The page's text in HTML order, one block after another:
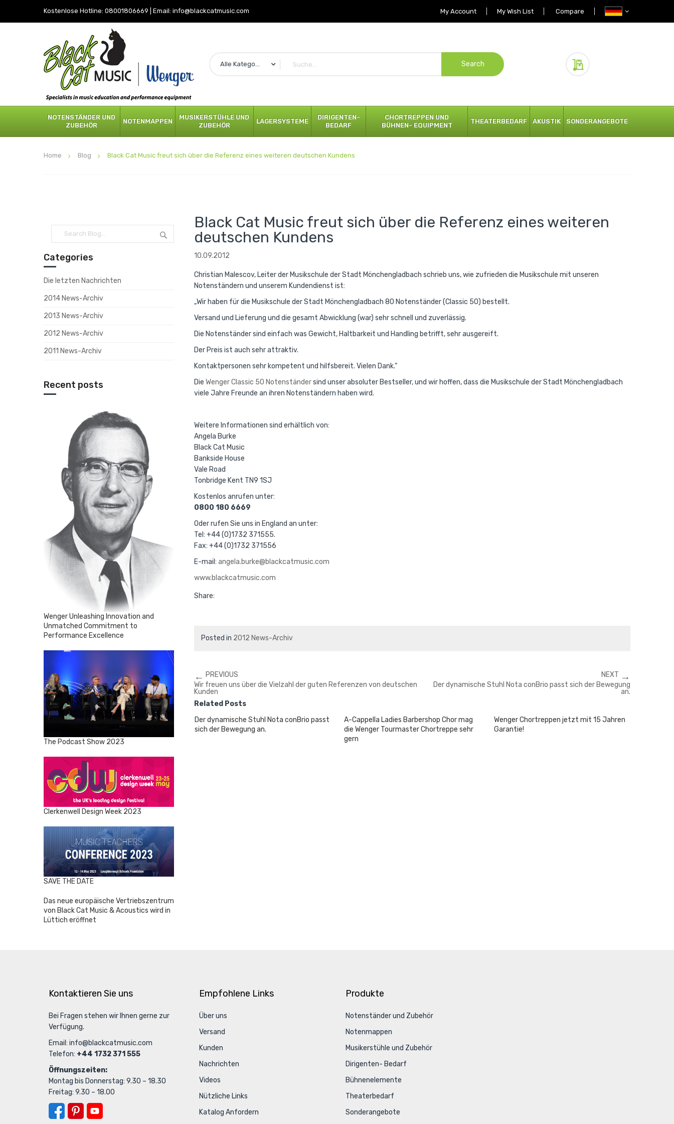
Kostenlose Hotline: 08001806669 Email: info@blackcatmusic.com My Account My Wish List Compare
Alle Kategorien
Search
NOTENSTÄNDER UND
ZUBEHÖR
NOTENMAPPEN
MUSIKERSTÜHLE UND
ZUBEHÖR
LAGERSYSTEME
DIRIGENTEN-
BEDARF
CHORTREPPEN UND
BÜHNEN- EQUIPMENT
THEATERBEDARF AKUSTIK SONDERANGEBOTE
Home Blog Black Cat Music freut sich über die Referenz eines weiteren deutschen Kundens
Categories
Die letzten Nachrichten
2014 News-Archiv
2013 News-Archiv
2012 News-Archiv
2011 News-Archiv
Recent posts
Wenger Unleashing Innovation and
Unmatched Commitment to
Performance Excellence
The Podcast Show 2023
Clerkenwell Design Week 2023
SAVE THE DATE
Das neue europäische Vertriebszentrum
von Black Cat Music & Acoustics wird in
Lüttich eröffnet
Black Cat Music freut sich über die Referenz eines weiteren
deutschen Kundens
10.09.2012
Christian Malescov, Leiter der Musikschule der Stadt Mönchengladbach schrieb uns, wie zufrieden die Musikschule mit unseren
Notenständern und unserem Kundendienst ist:
„Wir haben für die Musikschule der Stadt Mönchengladbach 80 Notenständer (Classic 50) bestellt.
Versand und Lieferung und die gesamt Abwicklung (war) sehr schnell und zuverlässig.
Die Notenständer sind einfach was Gewicht, Haltbarkeit und Handling betrifft, sehr ausgereift.
Der Preis ist auch sehr attraktiv.
Kontaktpersonen sehr kompetent und hilfsbereit. Vielen Dank.“
Die Wenger Classic 50 Notenständersind unser absoluter Bestseller, und wir hoffen, dass die Musikschule der Stadt Mönchengladbach
viele Jahre Freunde an ihren Notenständern haben wird.
Weitere Informationen sind erhältlich von:
Angela Burke
Black Cat Music
Bankside House
Vale Road
Tonbridge Kent TN9 1SJ
Kostenlos anrufen unter:
0800 180 6669
Oder rufen Sie uns in England an unter:
Tel: +44 (0)1732 371555.
Fax: +44 (0)1732 371556
E-mail: angela.burke@blackcatmusic.com
www.blackcatmusic.com
Share:
Posted in 2012 News-Archiv
← PREVIOUS
Wir freuen uns über die Vielzahl der guten Referenzen von deutschen
Kunden
NEXT →
Der dynamische Stuhl Nota conBrio passt sich der Bewegung
an.
Related Posts
Der dynamische Stuhl Nota conBrio passt
sich der Bewegung an.
A-Cappella Ladies Barbershop Chor mag
die Wenger Tourmaster Chortreppe sehr
gern
Wenger Chortreppen jetzt mit 15 Jahren
Garantie!
Kontaktieren Sie uns
Bei Fragen stehen wir Ihnen gerne zur
Verfügung.
Email: info@blackcatmusic.com
Telefon: +44 1732 371 555
Öffnungszeiten:
Montag bis Donnerstag: 9.30 – 18.30
Freitag: 9.30 – 18.00
Empfohlene Links
Über uns
Versand
Kunden
Nachrichten
Videos
Nützliche Links
Katalog Anfordern
Produkte
Notenständer und Zubehör
Notenmappen
Musikerstühle und Zubehör
Dirigenten- Bedarf
Bühnenelemente
Theaterbedarf
Sonderangebote